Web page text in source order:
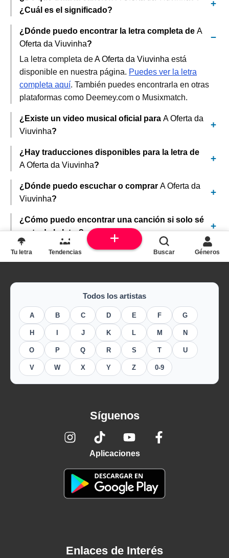
¿Cuál es el significado?
¿Dónde puedo encontrar la letra completa de A
Oferta da Viuvinha?
La letra completa deA Oferta da Viuvinha está
disponible en nuestra página. Puedes ver la letra
completa aquí. También puedes encontrarla en otras
plataformas como Deemey.com o Musixmatch.
¿Existe un video musical oficial para A Oferta da
Viuvinha?
¿Hay traducciones disponibles para la letra de
A Oferta da Viuvinha?
¿Dónde puedo escuchar o comprar A Oferta da
Viuvinha?
¿Cómo puedo encontrar una canción si solo sé
parte de la letra?
Todos los artistas
A B C D E F G
H J K L M N
O P Q R S T U
V W X Y Z 0-9
Síguenos
Aplicaciones
Enlaces de Interés
Tu letra Tendencias Buscar Géneros